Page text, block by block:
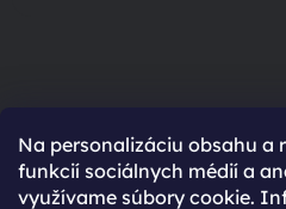
Na personalizáciu obsahu a
funkcií sociálnych médií a
využívame súbory cookie.
Ešte nemáte účet?